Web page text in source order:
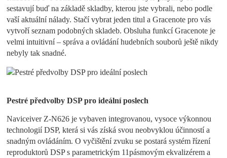
sestavují buď na základě skladby, kterou jste vybrali, nebo podle
vaší aktuální nálady. Stačí vybrat jeden titul a Gracenote pro vás
vytvoří seznam podobných skladeb. Obsluha funkcí Gracenote je
velmi intuitivní – správa a ovládání hudebních souborů ještě nikdy
nebyly tak snadné.
Pestré předvolby DSP pro ideální poslech
Naviceiver Z-N626 je vybaven integrovanou, vysoce výkonnou
technologií DSP, která si vás získá svou neobvyklou účinností a
snadným ovládáním. O vyčištění zvuku se postará systém řízení
reproduktorů DSP s parametrickým 11pásmovým ekvalizérem a